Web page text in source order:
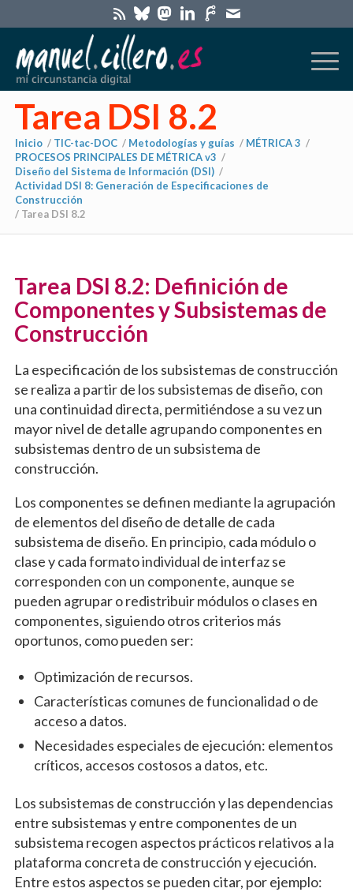
Tarea DSI 8.2
Inicio / TIC-tac-DOC / Metodologías y guías / MÉTRICA 3 /
PROCESOS PRINCIPALES DE MÉTRICA v3 /
Diseño del Sistema de Información (DSI) /
Actividad DSI 8: Generación de Especificaciones de
Construcción
/ Tarea DSI 8.2
Tarea DSI 8.2: Definición de
Componentes y Subsistemas de
Construcción
La especificación de los subsistemas de construcción
se realiza a partir de los subsistemas de diseño, con
una continuidad directa, permitiéndose a su vez un
mayor nivel de detalle agrupando componentes en
subsistemas dentro de un subsistema de
construcción.
Los componentes se definen mediante la agrupación
de elementos del diseño de detalle de cada
subsistema de diseño. En principio, cada módulo o
clase y cada formato individual de interfaz se
corresponden con un componente, aunque se
pueden agrupar o redistribuir módulos o clases en
componentes, siguiendo otros criterios más
oportunos, como pueden ser:
Optimización de recursos.
Características comunes de funcionalidad o de
acceso a datos.
Necesidades especiales de ejecución: elementos
críticos, accesos costosos a datos, etc.
Los subsistemas de construcción y las dependencias
entre subsistemas y entre componentes de un
subsistema recogen aspectos prácticos relativos a la
plataforma concreta de construcción y ejecución.
Entre estos aspectos se pueden citar, por ejemplo: